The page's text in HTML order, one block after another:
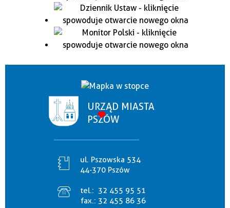
URZĄD MIASTA
PSZÓW
ul. Pszowska 534
44-370 Pszów
tel.: 32 455 95 51
fax.: 32 455 86 36